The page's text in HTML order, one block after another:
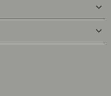
keyboard_arrow_down
keyboard_arrow_down